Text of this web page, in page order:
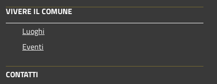
VIVERE IL COMUNE
Luoghi
Eventi
CONTATTI